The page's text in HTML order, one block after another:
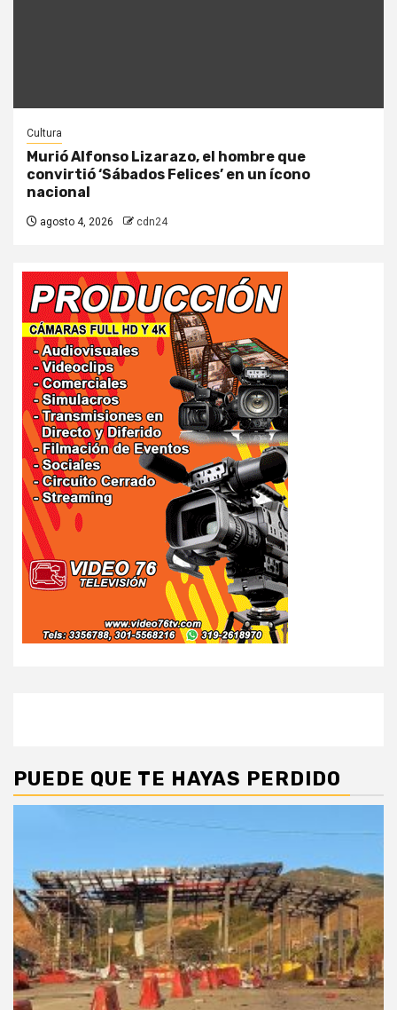
Cultura
Murió Alfonso Lizarazo, el hombre que
convirtió ‘Sábados Felices’ en un ícono
nacional
agosto 4, 2026 cdn24
PUEDE QUE TE HAYAS PERDIDO